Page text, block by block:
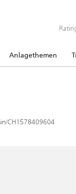
Anlagethemen
CH1578409604